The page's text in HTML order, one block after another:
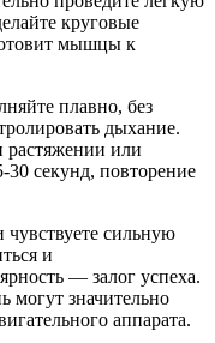
круговые
мышцы к
плавно, без
дыхание.
или
секунд, повторение
чувствуете сильную
и
— залог успеха.
могут значительно
аппарата.